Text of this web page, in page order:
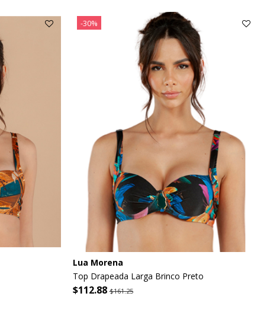
-30%
Lua Morena
Top Drapeada Larga Brinco Preto
$112.88$161.25